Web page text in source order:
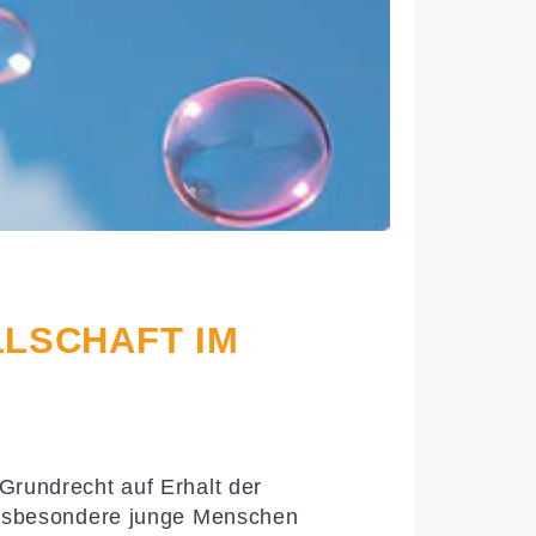
IM
auf Erhalt der
junge Menschen